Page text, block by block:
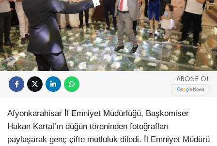
ABONE OL
Afyonkarahisar İl Emniyet Müdürlüğü, Başkomiser
Hakan Kartal’ın düğün töreninden fotoğrafları
paylaşarak genç çifte mutluluk diledi. İl Emniyet Müdürü